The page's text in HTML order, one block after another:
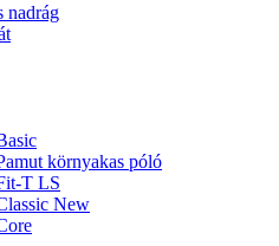
nadrág
környakas póló
T LS
New